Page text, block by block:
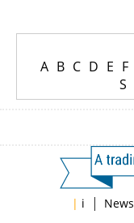
A B C D E F
S
| i | News